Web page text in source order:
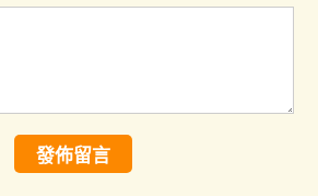
發佈留言